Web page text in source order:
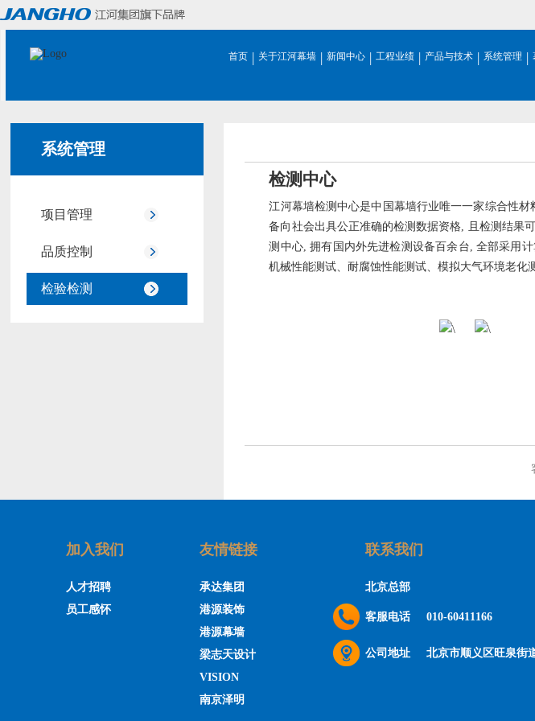
首页 关于江河幕墙 新闻中心 工程业绩 产品与技术 系统管理
系统管理
项目管理
品质控制
检验检测
检测中心
江河幕墙检测中心是中国幕墙行业唯一一家综合性
备向社会出具公正准确的检测数据资格, 且检测结果
测中心, 拥有国内外先进检测设备百余台, 全部采用
机械性能测试、耐腐蚀性能测试、模拟大气环境老化
加入我们
人才招聘
员工感怀
友情链接
承达集团
港源装饰
港源幕墙
梁志天设计
VISION
南京泽明
联系我们
北京总部
客服电话 010-60411166
公司地址 北京市顺义区旺泉街